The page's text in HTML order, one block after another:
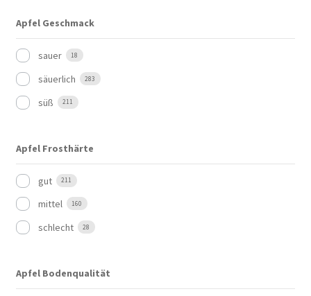
Apfel Geschmack
sauer 18
säuerlich 283
süß 211
Apfel Frosthärte
gut 211
mittel 160
schlecht 28
Apfel Bodenqualität